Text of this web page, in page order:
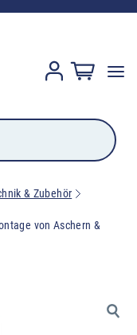
& Zubehör
von Aschern &